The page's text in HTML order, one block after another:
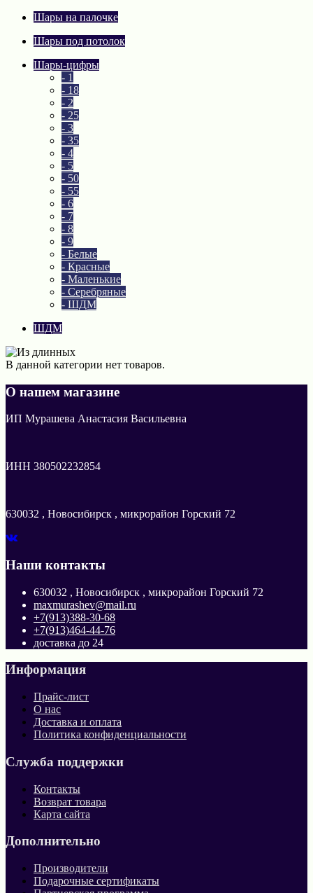
Шары на палочке
Шары под потолок
Шары-цифры
- 1
- 18
- 2
- 25
- 3
- 35
- 4
- 5
- 50
- 55
- 6
- 7
- 8
- 9
- Белые
- Красные
- Маленькие
- Серебряные
- ШДМ
ШДМ
В данной категории нет товаров.
О нашем магазине
ИП Мурашева Анастасия Васильевна
ИНН 380502232854
630032 , Новосибирск , микрорайон Горский 72
Наши контакты
630032 , Новосибирск , микрорайон Горский 72
maxmurashev@mail.ru
+7(913)388-30-68
+7(913)464-44-76
доставка до 24
Информация
Прайс-лист
О нас
Доставка и оплата
Политика конфиденциальности
Служба поддержки
Контакты
Возврат товара
Карта сайта
Дополнительно
Производители
Подарочные сертификаты